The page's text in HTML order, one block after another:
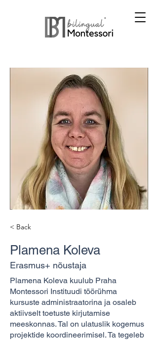
< Back
Plamena Koleva
Erasmus+ nõustaja
Plamena Koleva kuulub Praha
Montessori Instituudi töörühma
kursuste administraatorina ja osaleb
aktiivselt toetuste kirjutamise
meeskonnas. Tal on ulatuslik kogemus
projektide koordineerimisel. Ta tegeleb